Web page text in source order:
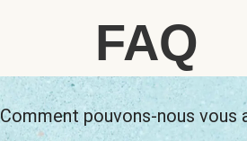
FAQ
Comment pouvons-nous vous